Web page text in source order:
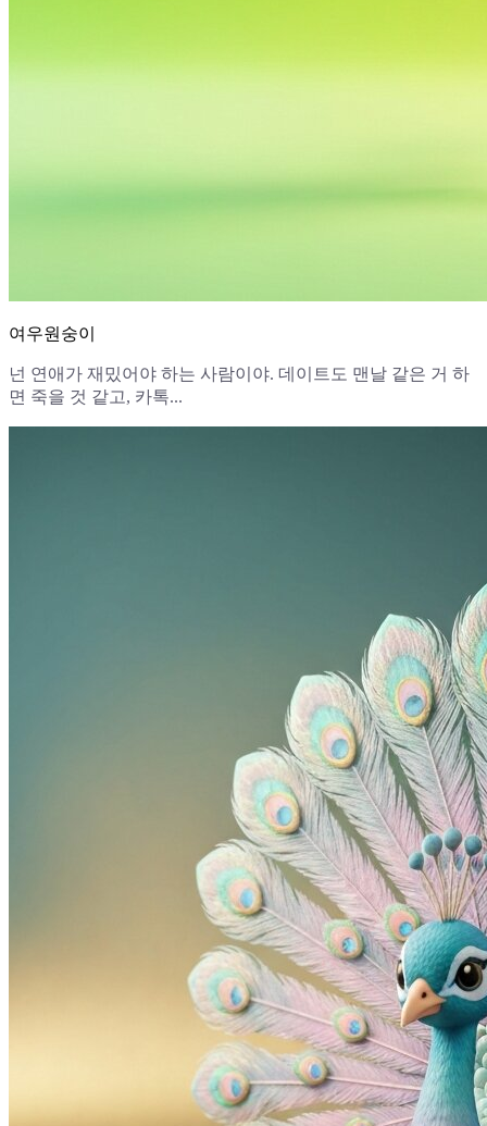
여우원숭이
넌 연애가 재밌어야 하는 사람이야. 데이트도 맨날 같은 거 하
면 죽을 것 같고, 카톡...